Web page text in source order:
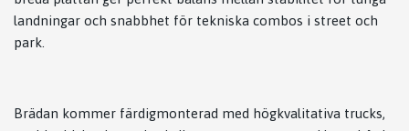
landningar och snabbhet för tekniska combos i street och
park.
Brädan kommer färdigmonterad med högkvalitativa trucks,